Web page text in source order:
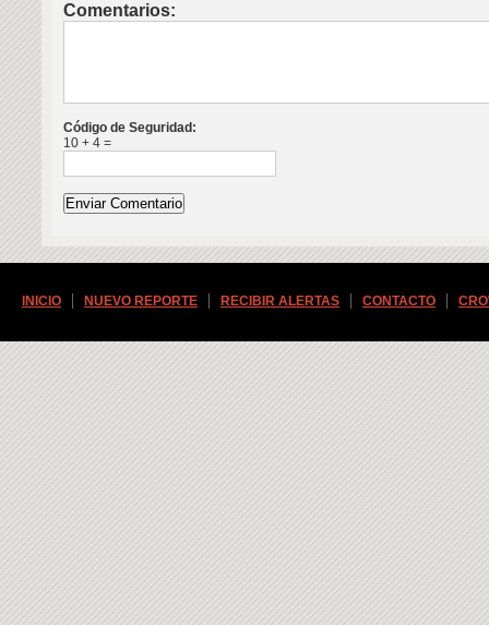
Comentarios:
Código de Seguridad:
10 + 4 =
INICIO NUEVO REPORTE RECIBIR ALERTAS CONTACTO